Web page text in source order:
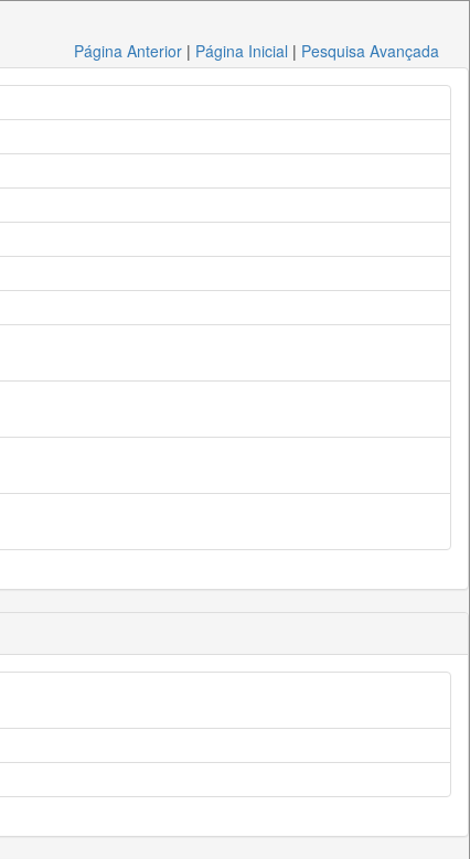
Página Anterior | Página Inicial | Pesquisa Avançada